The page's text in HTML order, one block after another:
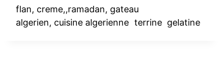
flan, creme,,ramadan, gateau
algerien, cuisine algerienne terrine gelatine